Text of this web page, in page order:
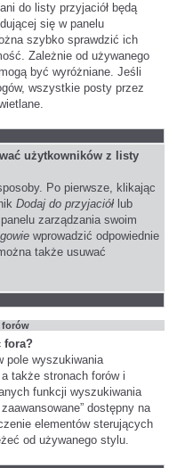
do listy przyjaciół będą
się w panelu
szybko sprawdzić ich
Zależnie od używanego
być wyróżniane. Jeśli
wszystkie posty przez
użytkowników z listy
Po pierwsze, klikając
Dodaj do przyjaciół lub
zarządzania swoim
wprowadzić odpowiednie
także usuwać
forów
fora?
pole wyszukiwania
także stronach forów i
funkcji wyszukiwania
dostępny na
elementów sterujących
od używanego stylu.